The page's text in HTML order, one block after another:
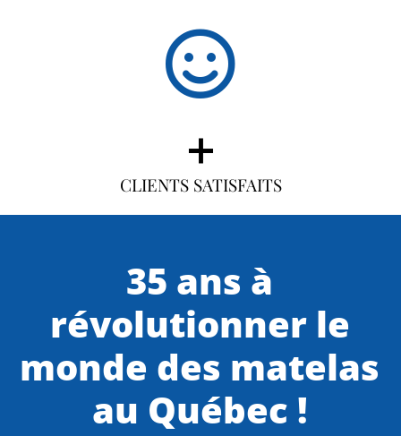
CLIENTS SATISFAITS
+
35 ans à
révolutionner le
monde des matelas
au Québec !